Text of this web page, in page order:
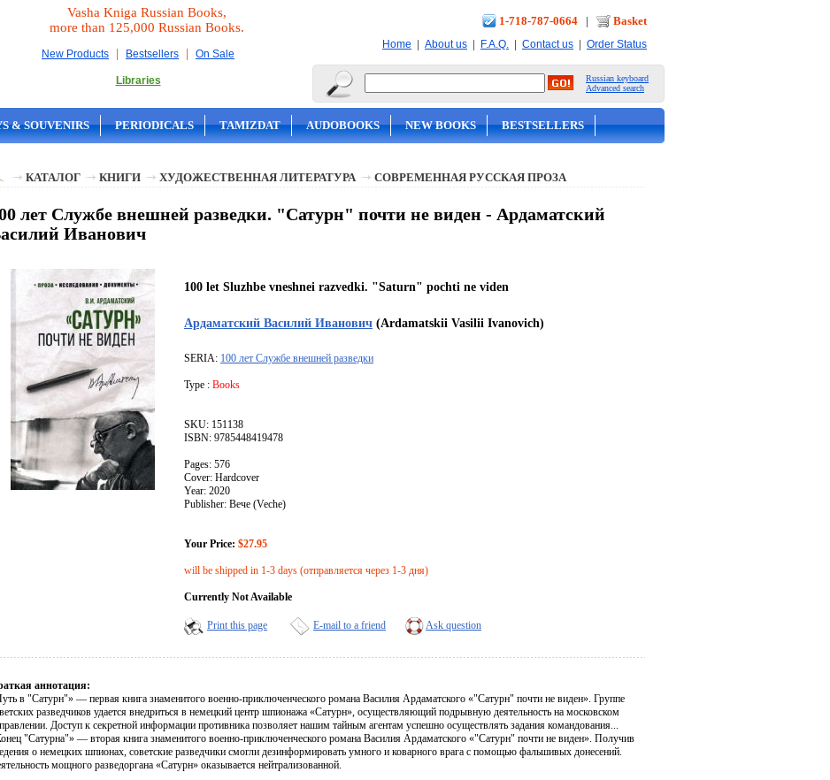
Vasha Kniga Russian Books,
more than 125,000 Russian Books.
New Products | Bestsellers | On Sale
Libraries
1-718-787-0664 | Basket
Home | About us | F.A.Q. | Contact us | Order Status
Russian keyboard
Advanced search
& SOUVENIRS PERIODICALS TAMIZDAT AUDOBOOKS NEW BOOKS BESTSELLERS
КАТАЛОГ КНИГИ ХУДОЖЕСТВЕННАЯ ЛИТЕРАТУРА СОВРЕМЕННАЯ РУССКАЯ ПРОЗА
лет Службе внешней разведки. "Сатурн" почти не виден - Ардаматский
Иванович
100 let Sluzhbe vneshnei razvedki. "Saturn" pochti ne viden
Ардаматский Василий Иванович (Ardamatskii Vasilii Ivanovich)
SERIA: 100 лет Службе внешней разведки
Type : Books
SKU: 151138
ISBN: 9785448419478
Pages: 576
Cover: Hardcover
Year: 2020
Publisher: Вече (Veche)
Your Price: $27.95
will be shipped in 1-3 days (отправляется через 1-3 дня)
Currently Not Available
Print this page E-mail to a friend Ask question
аннотация:
в "Сатурн"» — первая книга знаменитого военно-приключенческого романа Василия Ардаматского «"Сатурн" почти не виден». Группе
разведчиков удается внедриться в немецкий центр шпионажа «Сатурн», осуществляющий подрывную деятельность на московском
Доступ к секретной информации противника позволяет нашим тайным агентам успешно осуществлять задания командования...
"Сатурна"» — вторая книга знаменитого военно-приключенческого романа Василия Ардаматского «"Сатурн" почти не виден». Получив
о немецких шпионах, советские разведчики смогли дезинформировать умного и коварного врага с помощью фальшивых донесений.
мощного разведоргана «Сатурн» оказывается нейтрализованной.